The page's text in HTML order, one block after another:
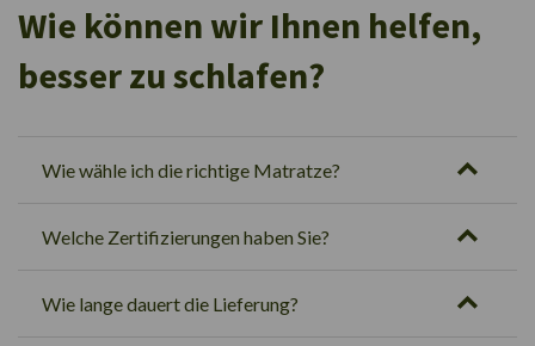
Wie können wir Ihnen helfen,
besser zu schlafen?
Wie wähle ich die richtige Matratze?
Welche Zertifizierungen haben Sie?
Wie lange dauert die Lieferung?